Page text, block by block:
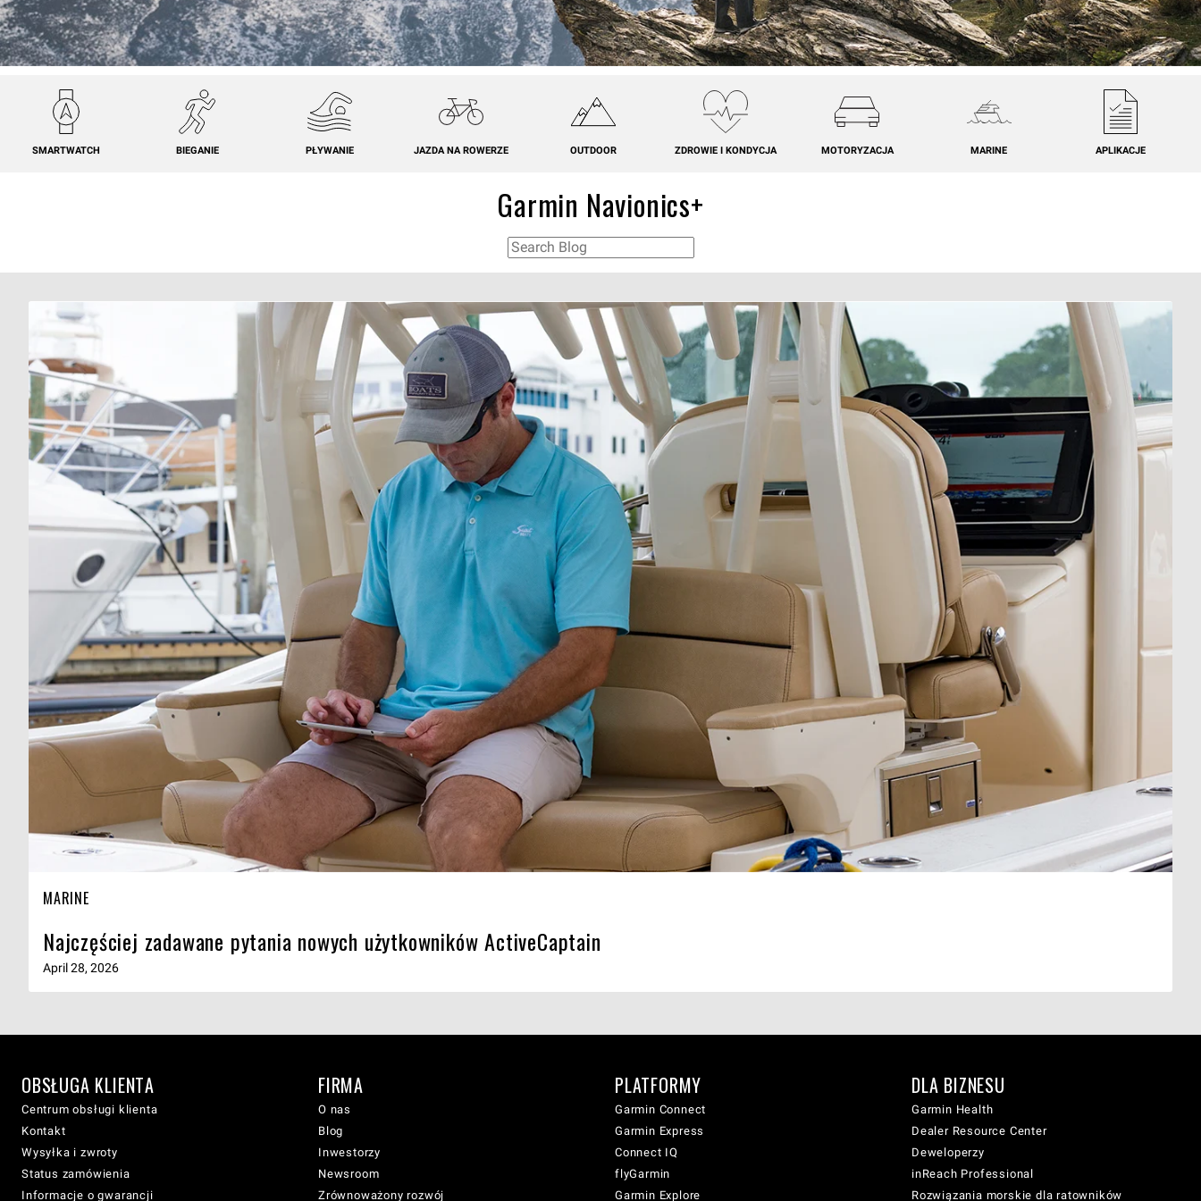
SMARTWATCH BIEGANIE PŁYWANIE JAZDA NA ROWERZE OUTDOOR ZDROWIE I KONDYCJA MOTORYZACJA MARINE APLIKACJE
Garmin Navionics+
MARINE
Najczęściej zadawane pytania nowych użytkowników ActiveCaptain
April 28, 2026
OBSŁUGA KLIENTA
Centrum obsługi klienta
Kontakt
Wysyłka i zwroty
Status zamówienia
Informacje o gwarancji
FIRMA
O nas
Blog
Inwestorzy
Newsroom
Zrównoważony rozwój
PLATFORMY
Garmin Connect
Garmin Express
Connect IQ
flyGarmin
Garmin Explore
DLA BIZNESU
Garmin Health
Dealer Resource Center
Deweloperzy
inReach Professional
Rozwiązania morskie dla ratowników